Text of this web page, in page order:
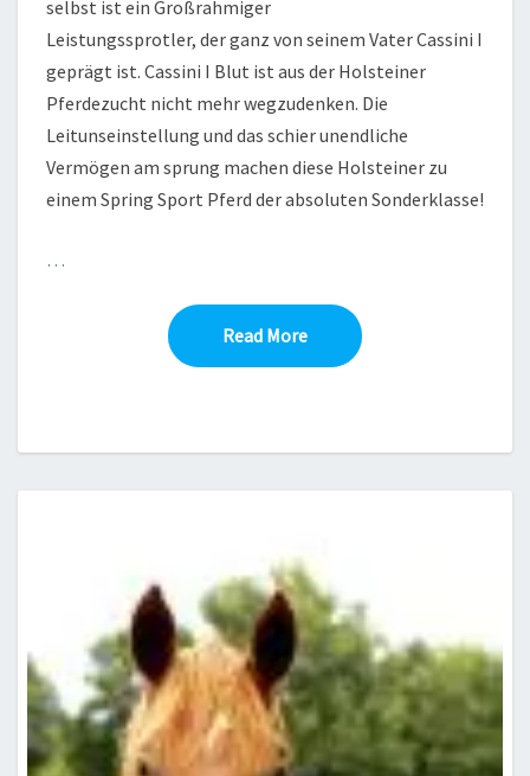
selbst ist ein Großrahmiger
Leistungssprotler, der ganz von seinem Vater Cassini I
geprägt ist. Cassini I Blut ist aus der Holsteiner
Pferdezucht nicht mehr wegzudenken. Die
Leitunseinstellung und das schier unendliche
Vermögen am sprung machen diese Holsteiner zu
einem Spring Sport Pferd der absoluten Sonderklasse!
…
Read MoreRead More